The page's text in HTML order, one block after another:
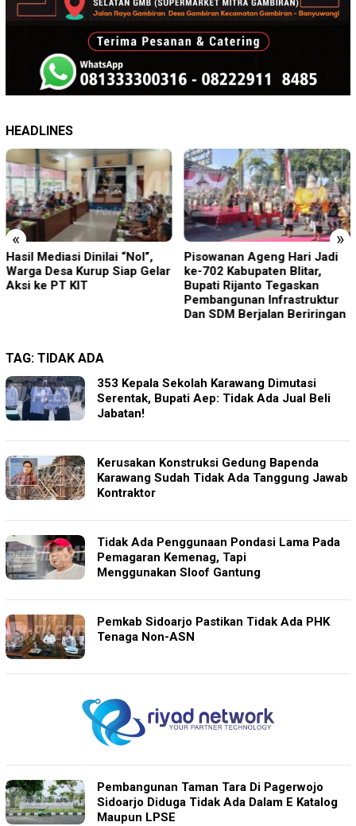
HEADLINES
« »
Hasil Mediasi Dinilai “Nol”,
Warga Desa Kurup Siap Gelar
Aksi ke PT KIT
Pisowanan Ageng Hari Jadi
ke-702 Kabupaten Blitar,
Bupati Rijanto Tegaskan
Pembangunan Infrastruktur
Dan SDM Berjalan Beriringan
TAG: TIDAK ADA
353 Kepala Sekolah Karawang Dimutasi
Serentak, Bupati Aep: Tidak Ada Jual Beli
Jabatan!
Kerusakan Konstruksi Gedung Bapenda
Karawang Sudah Tidak Ada Tanggung Jawab
Kontraktor
Tidak Ada Penggunaan Pondasi Lama Pada
Pemagaran Kemenag, Tapi
Menggunakan Sloof Gantung
Pemkab Sidoarjo Pastikan Tidak Ada PHK
Tenaga Non-ASN
Pembangunan Taman Tara Di Pagerwojo
Sidoarjo Diduga Tidak Ada Dalam E Katalog
Maupun LPSE